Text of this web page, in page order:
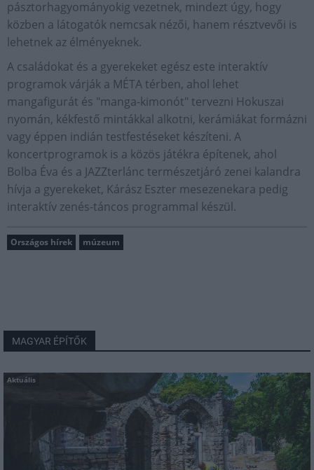
pásztorhagyományokig vezetnek, mindezt úgy, hogy
közben a látogatók nemcsak nézői, hanem résztvevői is
lehetnek az élményeknek.
A családokat és a gyerekeket egész este interaktív
programok várják a MÉTA térben, ahol lehet
mangafigurát és "manga-kimonót" tervezni Hokuszai
nyomán, kékfestő mintákkal alkotni, kerámiákat formázni
vagy éppen indián testfestéseket készíteni. A
koncertprogramok is a közös játékra építenek, ahol
Bolba Éva és a JAZZterlánc természetjáró zenei kalandra
hívja a gyerekeket, Kárász Eszter mesezenekara pedig
interaktív zenés-táncos programmal készül.
Országos hírek múzeum
MAGYAR ÉPÍTŐK
Aktuális